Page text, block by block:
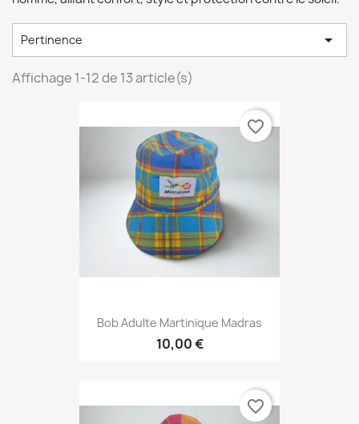
Pertinence 
Affichage 1-12 de 13 article(s)
Bob Adulte Martinique Madras
10,00 €
favorite_border
favorite_border